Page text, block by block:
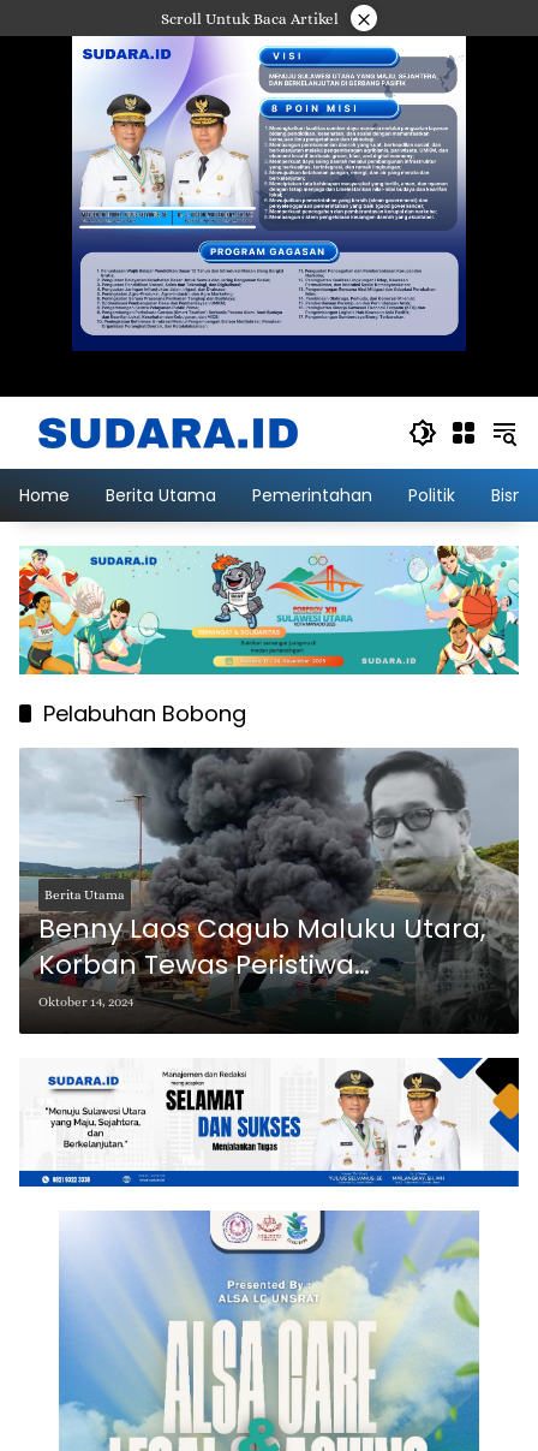
ke
Scroll Untuk Baca Artikel ×
Home Berita Utama Pemerintahan Politik
Pelabuhan Bobong
Berita Utama
Benny Laos Cagub Maluku Utara,
Korban Tewas Peristiwa
Kebakaran Speedboat Bela 72 di
Pelabuhan Bobong
Oktober 14, 2024